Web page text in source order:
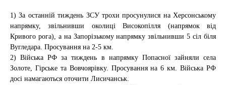
1) За останній тиждень ЗСУ трохи просунулися на Херсонському
напрямку, звільнивши околиці Високопілля (напрямок від
Кривого рога), а на Запорізькому напрямку звільнивши 5 сіл біля
Вугледара. Просування на 2-5 км.
2) Війська РФ за тиждень в напрямку Попасної зайняли села
Золоте, Гірське та Вовчоярівку. Просування на 6 км. Війська РФ
досі намагаються оточити Лисичанськ.